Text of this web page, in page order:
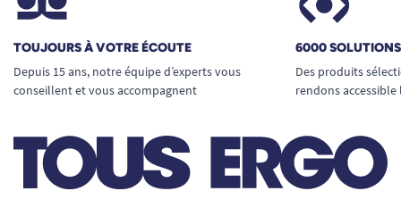
TOUJOURS À VOTRE ÉCOUTE
Depuis 15 ans, notre équipe d’experts vous
conseillent et vous accompagnent
6000
Des produits
rendons